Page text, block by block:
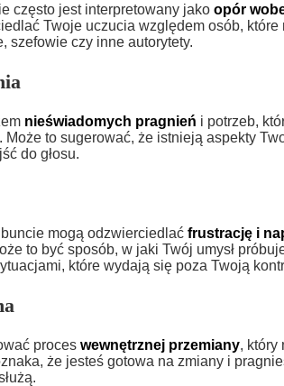
często jest interpretowany jako opór
Twoje uczucia względem osób, które
szefowie czy inne autorytety.
nieświadomych pragnień i potrzeb,
Może to sugerować, że istnieją aspekty
do głosu.
mogą odzwierciedlać frustrację i
to być sposób, w jaki Twój umysł
które wydają się poza Twoją
proces wewnętrznej przemiany, który
że jesteś gotowa na zmiany i